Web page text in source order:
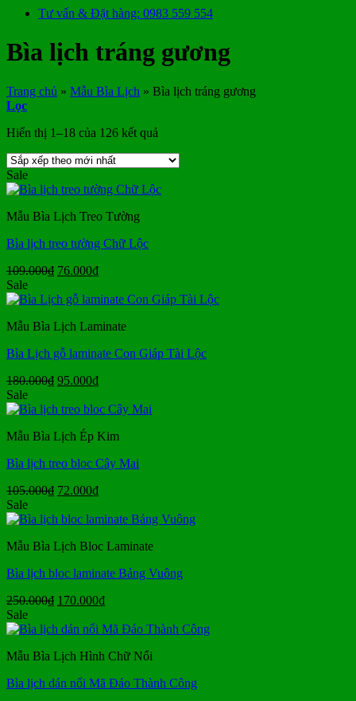
Tư vấn & Đặt hàng: 0983 559 554
Bìa lịch tráng gương
Trang chủ » Mẫu Bìa Lịch » Bìa lịch tráng gương
Lọc
Hiển thị 1–18 của 126 kết quả
xếp
mới
Sale
Mẫu Bìa Lịch Treo Tường
Bìa lịch treo tường Chữ Lộc
109.000₫ Giá
là:
76.000₫Giá
tại
76.000₫.
Sale
Mẫu Bìa Lịch Laminate
Bìa Lịch gỗ laminate Con Giáp Tài Lộc
180.000₫ Giá
là:
95.000₫Giá
tại
95.000₫.
Sale
Mẫu Bìa Lịch Ép Kim
Bìa lịch treo bloc Cây Mai
105.000₫ Giá
là:
72.000₫Giá
tại
72.000₫.
Sale
Mẫu Bìa Lịch Bloc Laminate
Bìa lịch bloc laminate Bảng Vuông
250.000₫ Giá
là:
170.000₫Giá
tại
170.000₫.
Sale
Mẫu Bìa Lịch Hình Chữ Nổi
Bìa lịch dán nổi Mã Đáo Thành Công